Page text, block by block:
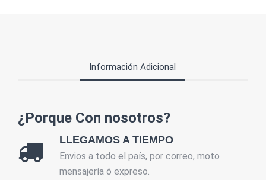
Información Adicional
¿Porque Con nosotros?
LLEGAMOS A TIEMPO
Envios a todo el país, por correo, moto
mensajería ó expreso.